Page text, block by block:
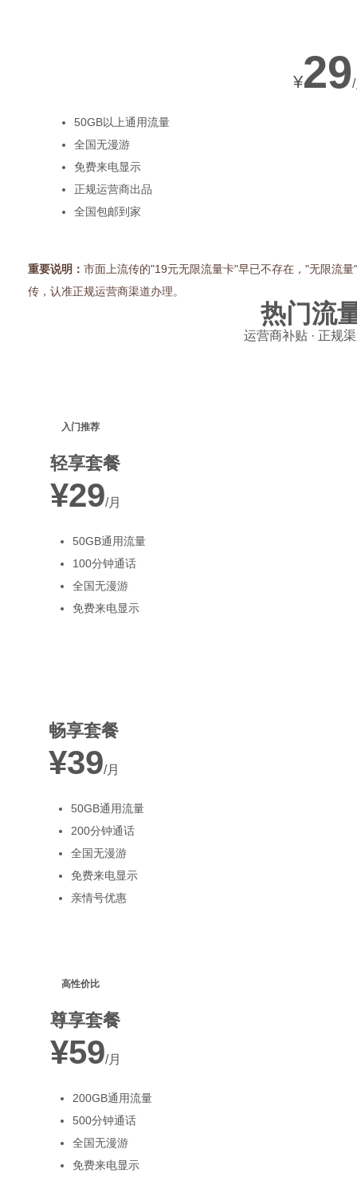
¥29
50GB以上通用流量
全国无漫游
免费来电显示
正规运营商出品
全国包邮到家
重要说明： 市面上流传的"19元无限流量卡"早已不存在，"无限流
传，认准正规运营商渠道办理。
热门流
运营商补贴 · 正规
入门推荐
轻享套餐
¥29/月
50GB通用流量
100分钟通话
全国无漫游
免费来电显示
畅享套餐
¥39/月
50GB通用流量
200分钟通话
全国无漫游
免费来电显示
亲情号优惠
高性价比
尊享套餐
¥59/月
200GB通用流量
500分钟通话
全国无漫游
免费来电显示